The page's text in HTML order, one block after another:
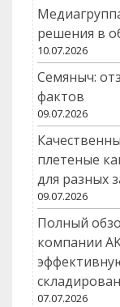
решения в
10.07.2026
Семяныч:
фактов
09.07.2026
плетеные
для разных
09.07.2026
Полный
компании
07.07.2026